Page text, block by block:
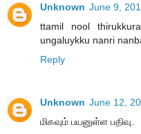
Unknown June 9,
ttamil nool
ungaluykku nanri
Reply
Unknown June 12,
மிகவும் பயனுள்ள பதிவு.